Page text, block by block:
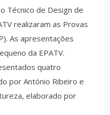
Técnico de Design de
realizaram as Provas
As apresentações
da EPATV.
quatro
por António Ribeiro e
elaborado por